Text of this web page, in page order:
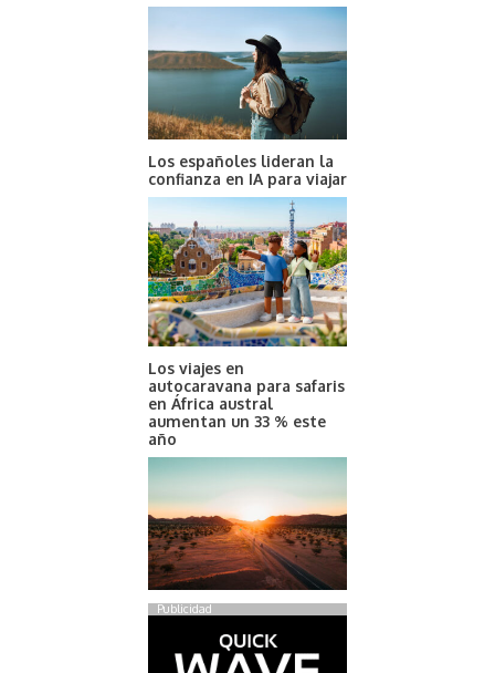
Los españoles lideran la
confianza en IA para viajar
Los viajes en
autocaravana para safaris
en África austral
aumentan un 33 % este
año
Publicidad